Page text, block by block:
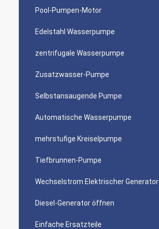
Pool-Pumpen-Motor
Edelstahl Wasserpumpe
zentrifugale Wasserpumpe
Zusatzwasser-Pumpe
Selbstansaugende Pumpe
Automatische Wasserpumpe
mehrstufige Kreiselpumpe
Tiefbrunnen-Pumpe
Wechselstrom Elektrischer Generator
Diesel-Generator öffnen
Einfache Ersatzteile